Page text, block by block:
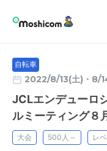
自転車
2022/8/13(土)・8/
JCLエンデューロ
ルミーティング８
大会 500人～ レ